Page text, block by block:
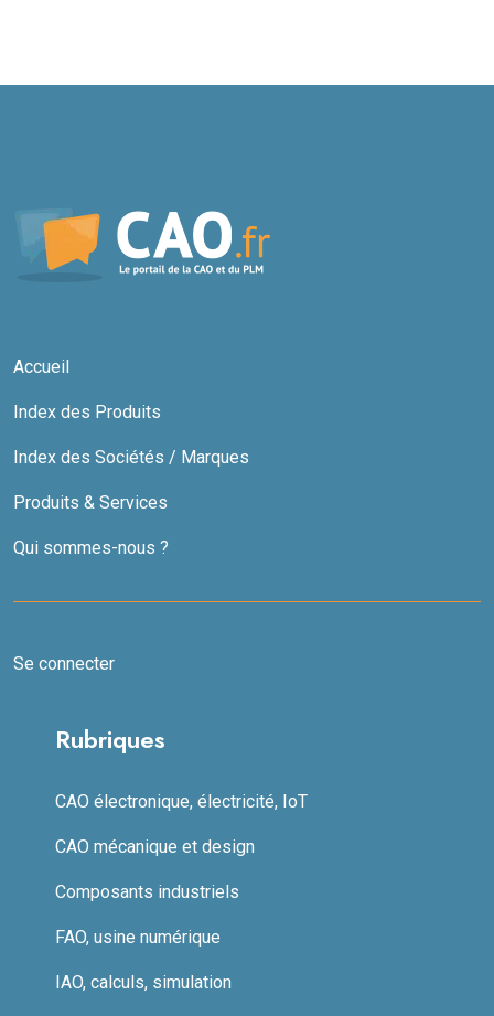
Accueil
Index des Produits
Index des Sociétés / Marques
Produits & Services
Qui sommes-nous ?
Se connecter
Rubriques
CAO électronique, électricité, IoT
CAO mécanique et design
Composants industriels
FAO, usine numérique
IAO, calculs, simulation